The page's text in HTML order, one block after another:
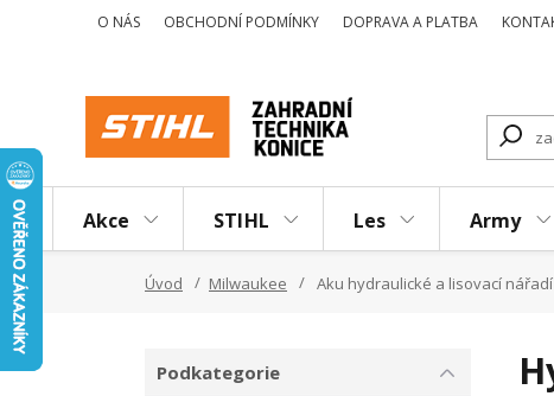
O NÁS OBCHODNÍ PODMÍNKY DOPRAVA A PLATBA
Akce STIHL Les Army
Úvod Milwaukee Aku hydraulické a lisovací nářadí
Podkategorie